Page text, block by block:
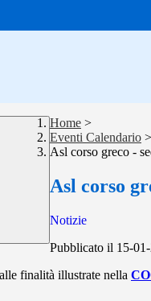
Home >
Eventi Calendario >
Asl corso greco -
Asl corso
Notizie
Pubblicato il 15-
finalità illustrate nella